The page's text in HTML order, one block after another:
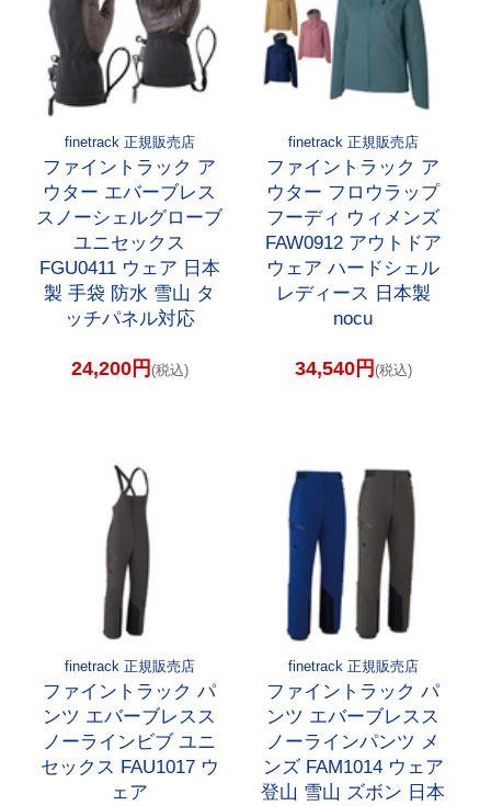
finetrack 正規販売店
ファイントラック ア
ウター エバーブレス
スノーシェルグローブ
ユニセックス
FGU0411 ウェア 日本
製 手袋 防水 雪山 タ
ッチパネル対応
24,200円 (税込)
finetrack 正規販売店
ファイントラック ア
ウター フロウラップ
フーディ ウィメンズ
FAW0912 アウトドア
ウェア ハードシェル
レディース 日本製
nocu
34,540円 (税込)
finetrack 正規販売店
ファイントラック パ
ンツ エバーブレスス
ノーラインビブ ユニ
セックス FAU1017 ウ
ェア
finetrack 正規販売店
ファイントラック パ
ンツ エバーブレスス
ノーラインパンツ メ
ンズ FAM1014 ウェア
登山 雪山 ズボン 日本